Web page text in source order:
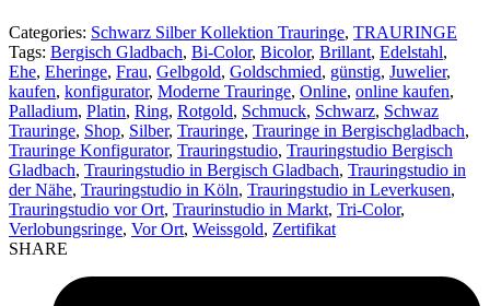
Categories: Schwarz Silber Kollektion Trauringe, TRAURINGE
Tags: Bergisch Gladbach, Bi-Color, Bicolor, Brillant, Edelstahl,
Ehe, Eheringe, Frau, Gelbgold, Goldschmied, günstig, Juwelier,
kaufen, konfigurator, Moderne Trauringe, Online, online kaufen,
Palladium, Platin, Ring, Rotgold, Schmuck, Schwarz, Schwaz
Trauringe, Shop, Silber, Trauringe, Trauringe in Bergischgladbach,
Trauringe Konfigurator, Trauringstudio, Trauringstudio Bergisch
Gladbach, Trauringstudio in Bergisch Gladbach, Trauringstudio in
der Nähe, Trauringstudio in Köln, Trauringstudio in Leverkusen,
Trauringstudio vor Ort, Traurinstudio in Markt, Tri-Color,
Verlobungsringe, Vor Ort, Weissgold, Zertifikat
SHARE